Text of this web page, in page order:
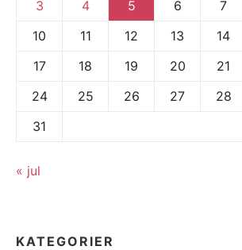
3
4 5 6 7
10
11 12 13 14
17
18 19 20 21
24
25 26 27 28
31
« jul
KATEGORIER